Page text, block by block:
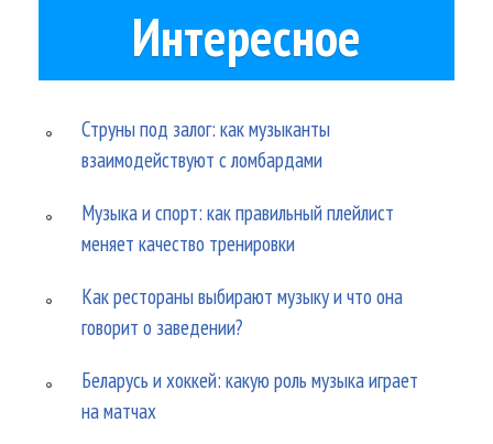
Интересное
Струны под залог: как музыканты
взаимодействуют с ломбардами
Музыка и спорт: как правильный плейлист
меняет качество тренировки
Как рестораны выбирают музыку и что она
говорит о заведении?
Беларусь и хоккей: какую роль музыка играет
на матчах